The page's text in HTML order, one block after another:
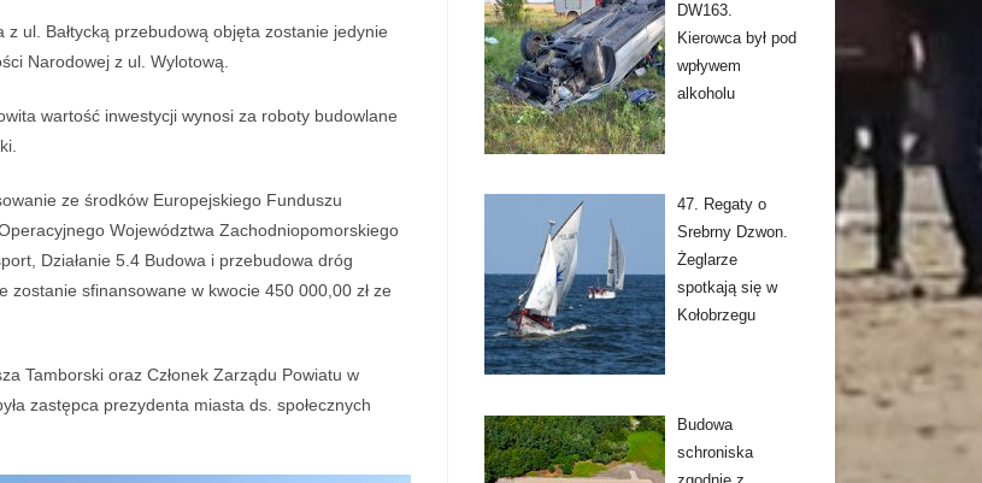
ul. Bałtycką przebudową objęta zostanie jedynie
Narodowej z ul. Wylotową.
wartość inwestycji wynosi za roboty budowlane
ze środków Europejskiego Funduszu
Województwa Zachodniopomorskiego
Działanie 5.4 Budowa i przebudowa dróg
zostanie sfinansowane w kwocie 450 000,00 zł ze
Tamborski oraz Członek Zarządu Powiatu w
zastępca prezydenta miasta ds. społecznych
DW163.
Kierowca był pod
wpływem
alkoholu
47. Regaty o
Srebrny Dzwon.
Żeglarze
spotkają się w
Kołobrzegu
Budowa
schroniska